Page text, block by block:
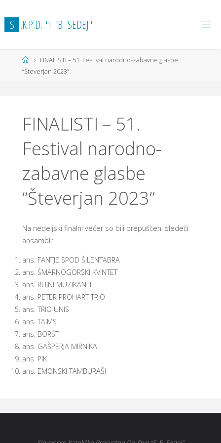
to
content
S .K.P.D. "F. B. SEDEJ"
HomeFINALISTI – 51. Festival narodno-zabavne glasbe
“Števerjan 2023”
FINALISTI – 51.
Festival narodno-
zabavne glasbe
“Števerjan 2023”
Na nedeljski finalni večer so bili prepuščeni sledeči
ansambli:
ans. FANTJE SPOD ŠILENTABRA
ans. ŠMARNOGORSKI KVINTET
ans. RUJNI MUZIKANTI
ans. PETER PROHART TRIO
ans. TRIO UNIS
ans. TAIMS
ans. BORŠT
ans. GAŠPERJA MIRNIKA
ans. PIK
ans. EMONSKI TAMBURAŠI